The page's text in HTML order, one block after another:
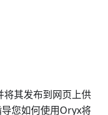
其发布到网页上供
您如何使用Oryx将